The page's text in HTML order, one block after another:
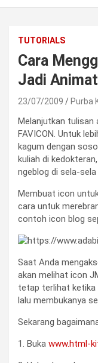
TUTORIALS
Cara
Jadi
23/07/2009 Purba
Melanjutkan tulisan
FAVICON. Untuk
kagum dengan
kuliah di
ngeblog di sela-
Membuat icon
cara untuk
contoh icon blog
Saat Anda
akan melihat icon
tetap terlihat ketika
lalu membukanya
Sekarang
1. Buka www.html-